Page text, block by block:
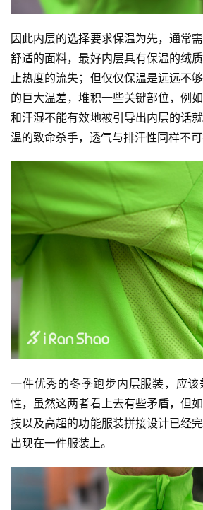
因此内层的选择要求保温为先，通常
舒适的面料，最好内层具有保温的绒
止热度的流失；但仅仅保温是远远不
的巨大温差，堆积一些关键部位，例
和汗湿不能有效地被引导出内层的话
温的致命杀手，透气与排汗性同样不可
一件优秀的冬季跑步内层服装，应
性，虽然这两者看上去有些矛盾，但
技以及高超的功能服装拼接设计已经
出现在一件服装上。